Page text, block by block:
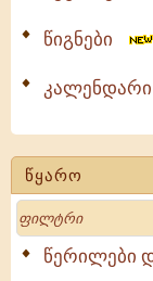
წიგნები
წყარო
Search
წერილები